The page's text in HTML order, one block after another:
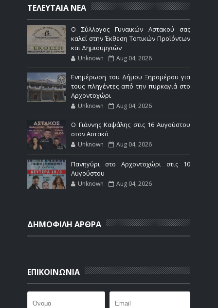
ΤΕΛΕΥΤΑΙΑ ΝΕΑ
Ο Σύλλογος Γυναικών Αστακού σας
καλεί στην Έκθεση Τοπικών Προϊόντων
και Δημιουργιών
Unknown Aug 04, 2026
Ενημέρωση του Δήμου Ξηρομέρου για
τους πληγέντες από την πυρκαγιά στο
Αρχοντοχώρι
Unknown Aug 04, 2026
Ο Γιάννης Καψάλης στις 16 Αυγούστου
στον Αστακό
Unknown Aug 04, 2026
Πανηγύρι στο Αρχοντοχώρι στις 10
Αυγούστου
Unknown Aug 04, 2026
ΔΗΜΟΦΙΛΗ ΑΡΘΡΑ
ΕΠΙΚΟΙΝΩΝΙΑ